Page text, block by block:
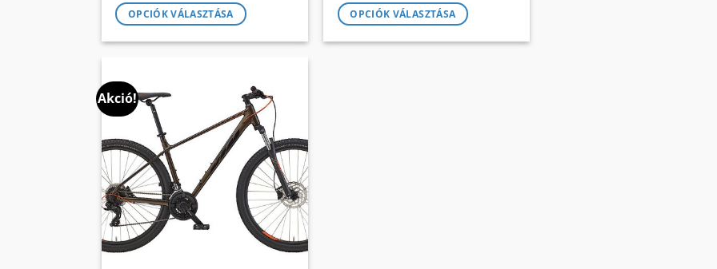
was:
330
is:
199
OPCIÓK VÁLASZTÁSA
több
variációja
A
változatok
a
termékoldalon
választhatók
ki
was:
330
is:
199
OPCIÓK VÁLASZTÁSA
Akció!